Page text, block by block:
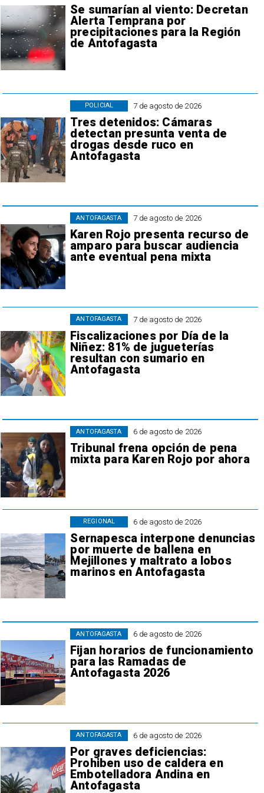
Se sumarían al viento: Decretan
Alerta Temprana por
precipitaciones para la Región
de Antofagasta
7 de agosto de 2026
Tres detenidos: Cámaras
detectan presunta venta de
drogas desde ruco en
Antofagasta
POLICIAL
7 de agosto de 2026
Karen Rojo presenta recurso de
amparo para buscar audiencia
ante eventual pena mixta
ANTOFAGASTA
7 de agosto de 2026
Fiscalizaciones por Día de la
Niñez: 81% de jugueterías
resultan con sumario en
Antofagasta
ANTOFAGASTA
6 de agosto de 2026
Tribunal frena opción de pena
mixta para Karen Rojo por ahora
ANTOFAGASTA
6 de agosto de 2026
Sernapesca interpone denuncias
por muerte de ballena en
Mejillones y maltrato a lobos
marinos en Antofagasta
REGIONAL
6 de agosto de 2026
Fijan horarios de funcionamiento
para las Ramadas de
Antofagasta 2026
ANTOFAGASTA
6 de agosto de 2026
Por graves deficiencias:
Prohiben uso de caldera en
Embotelladora Andina en
Antofagasta
ANTOFAGASTA